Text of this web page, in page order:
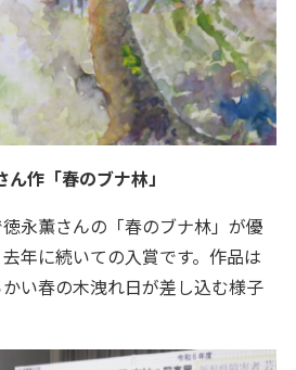
ん作「春のブナ林」
永薫さんの「春のブナ林」が優
年に続いての入賞です。作品は
い春の木洩れ日が差し込む様子